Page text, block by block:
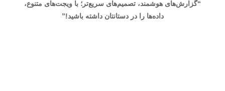
“گزارش‌های هوشمند، تصمیم‌های سریع‌تر؛ با ویجت‌های متنوع،
داده‌ها را در دستانتان داشته باشید!”